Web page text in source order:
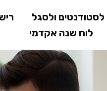
לתוכן
המרכזי
ולסגל
לוח שנה אקדמי